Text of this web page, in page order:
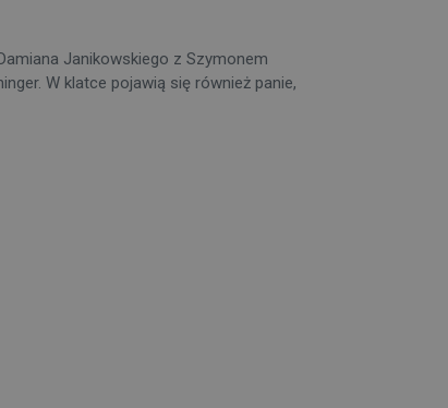
Janikowskiego z Szymonem
W klatce pojawią się również panie,